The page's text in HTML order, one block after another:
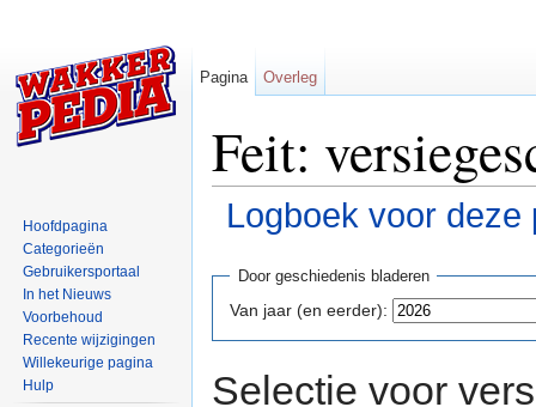
Feit:
Logboek voor deze
Door geschiedenis bladeren
Van jaar (en eerder):
Selectie voor
Pagina Overleg
Hoofdpagina
Categorieën
Gebruikersportaal
In het Nieuws
Voorbehoud
Recente wijzigingen
Willekeurige pagina
Hulp